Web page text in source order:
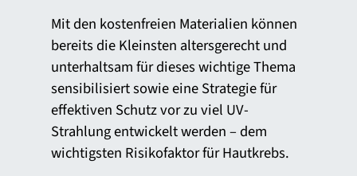
Mit den kostenfreien Materialien können
bereits die Kleinsten altersgerecht und
unterhaltsam für dieses wichtige Thema
sensibilisiert sowie eine Strategie für
effektiven Schutz vor zu viel UV-
Strahlung entwickelt werden – dem
wichtigsten Risikofaktor für Hautkrebs.